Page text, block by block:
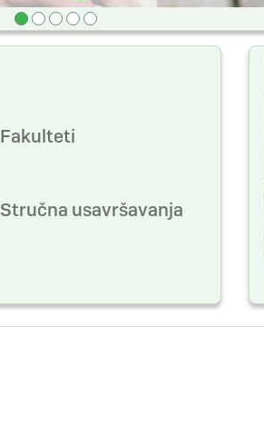
Fakulteti
Stručna usavršavanja